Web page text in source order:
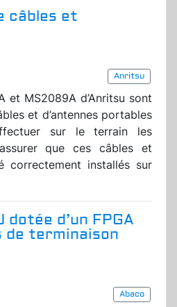
câbles et
Anritsu
et MS2089A d’Anritsu sont
et d’antennes portables
sur le terrain les
que ces câbles et
correctement installés sur
d’un FPGA
de terminaison
Abaco